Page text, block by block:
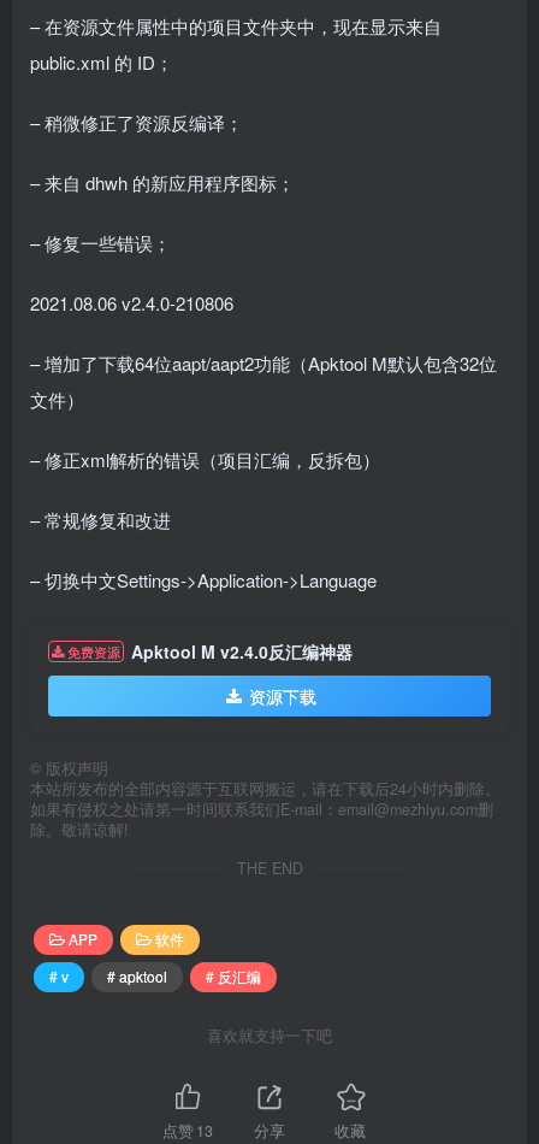
– 在资源文件属性中的项目文件夹中，现在显示来自
public.xml 的 ID；
– 稍微修正了资源反编译；
– 来自 dhwh 的新应用程序图标；
– 修复一些错误；
2021.08.06 v2.4.0-210806
– 增加了下载64位aapt/aapt2功能（Apktool M默认包含32位
文件）
– 修正xml解析的错误（项目汇编，反拆包）
– 常规修复和改进
– 切换中文Settings->Application->Language
免费资源 Apktool M v2.4.0反汇编神器
资源下载
© 版权声明
本站所发布的全部内容源于互联网搬运，请在下载后24小时内删除。
如果有侵权之处请第一时间联系我们E-mail：email@mezhiyu.com删
除。敬请谅解!
THE END
APP
软件
# v
# apktool # 反汇编
喜欢就支持一下吧
点赞13 分享 收藏